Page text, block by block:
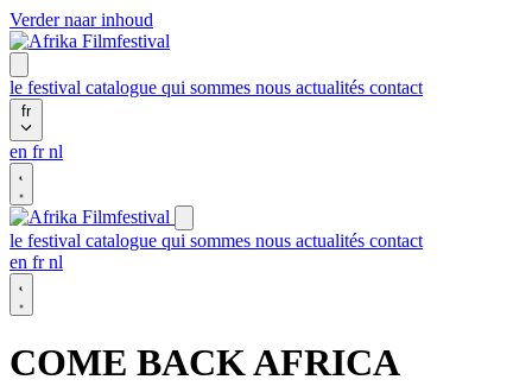
Verder naar inhoud
le festival catalogue qui sommes nous actualités contact
fr
en frnl
le festival catalogue qui sommes nous actualités contact
en frnl
COME BACK AFRICA